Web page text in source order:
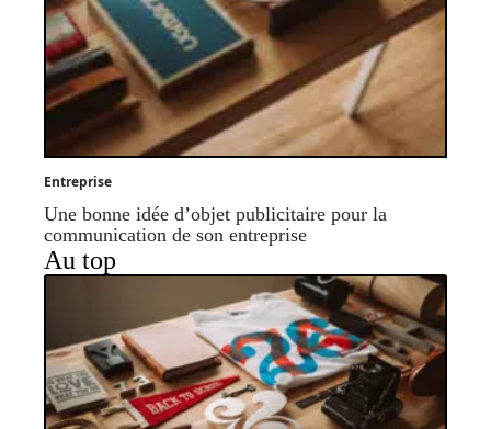
Entreprise
Une bonne idée d’objet publicitaire pour la
communication de son entreprise
Au top